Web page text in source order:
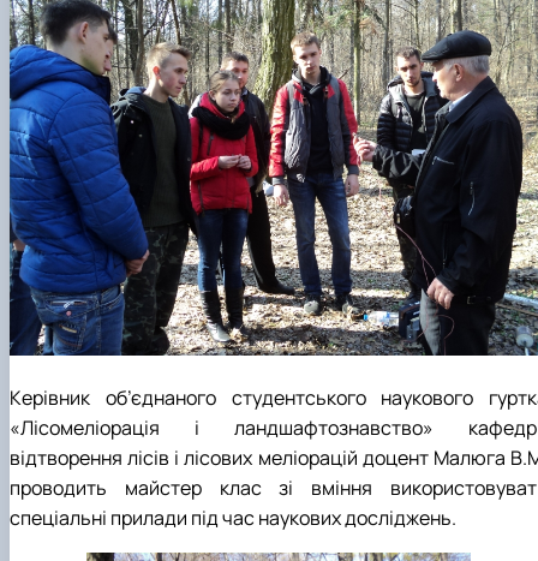
Керівник об’єднаного студентського наукового
«Лісомеліорація і ландшафтознавство»
відтворення лісів і лісових меліорацій доцент Малюга
проводить майстер клас зі вміння
спеціальні прилади під час наукових досліджень.